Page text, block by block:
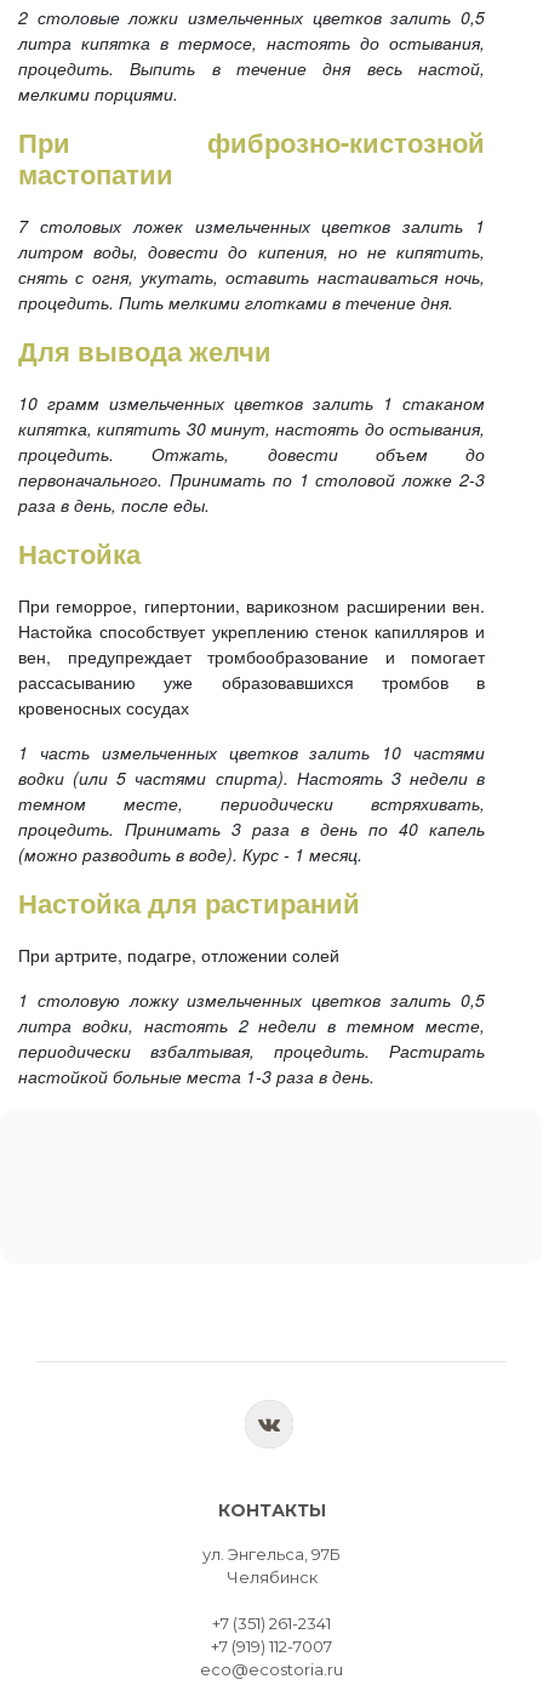
2 столовые ложки измельченных цветков залить 0,5
литра кипятка в термосе, настоять до остывания,
процедить. Выпить в течение дня весь настой,
мелкими порциями.
При фиброзно-кистозной
мастопатии
7 столовых ложек измельченных цветков залить 1
литром воды, довести до кипения, но не кипятить,
снять с огня, укутать, оставить настаиваться ночь,
процедить. Пить мелкими глотками в течение дня.
Для вывода желчи
10 грамм измельченных цветков залить 1 стаканом
кипятка, кипятить 30 минут, настоять до остывания,
процедить. Отжать, довести объем до
первоначального. Принимать по 1 столовой ложке 2-3
раза в день, после еды.
Настойка
При геморрое, гипертонии, варикозном расширении вен.
Настойка способствует укреплению стенок капилляров и
вен, предупреждает тромбообразование и помогает
рассасыванию уже образовавшихся тромбов в
кровеносных сосудах
1 часть измельченных цветков залить 10 частями
водки (или 5 частями спирта). Настоять 3 недели в
темном месте, периодически встряхивать,
процедить. Принимать 3 раза в день по 40 капель
(можно разводить в воде). Курс - 1 месяц.
Настойка для растираний
При артрите, подагре, отложении солей
1 столовую ложку измельченных цветков залить 0,5
литра водки, настоять 2 недели в темном месте,
периодически взбалтывая, процедить. Растирать
настойкой больные места 1-3 раза в день.
КОНТАКТЫ
ул. Энгельса, 97Б
Челябинск
+7 (351) 261-2341
+7 (919) 112-7007
eco@ecostoria.ru